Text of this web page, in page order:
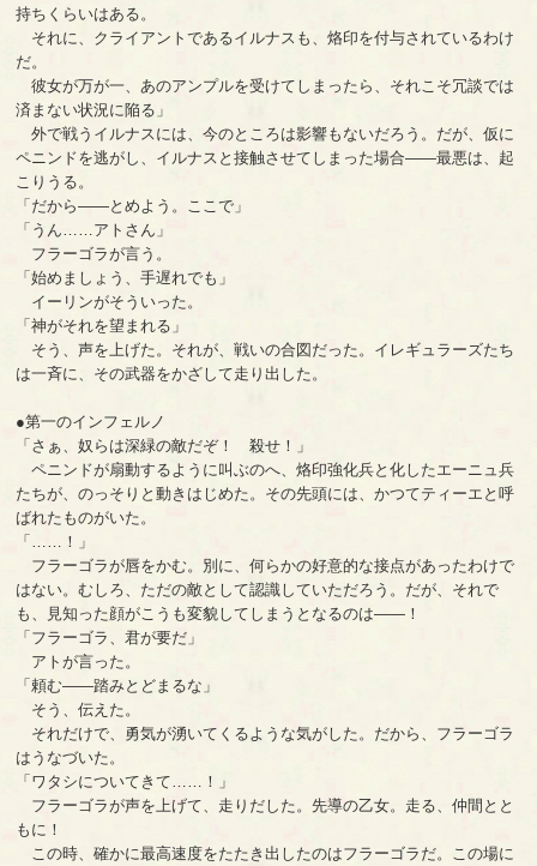
持ちくらいはある。
それに、クライアントであるイルナスも、烙印を付与されているわけ
だ。
彼女が万が一、あのアンプルを受けてしまったら、それこそ冗談では
済まない状況に陥る」
外で戦うイルナスには、今のところは影響もないだろう。だが、仮に
ペニンドを逃がし、イルナスと接触させてしまった場合――最悪は、起
こりうる。
「だから――とめよう。ここで」
「うん……アトさん」
フラーゴラが言う。
「始めましょう、手遅れでも」
イーリンがそういった。
「神がそれを望まれる」
そう、声を上げた。それが、戦いの合図だった。イレギュラーズたち
は一斉に、その武器をかざして走り出した。
●第一のインフェルノ
「さぁ、奴らは深緑の敵だぞ！ 殺せ！」
ペニンドが扇動するように叫ぶのへ、烙印強化兵と化したエーニュ兵
たちが、のっそりと動きはじめた。その先頭には、かつてティーエと呼
ばれたものがいた。
「……！」
フラーゴラが唇をかむ。別に、何らかの好意的な接点があったわけで
はない。むしろ、ただの敵として認識していただろう。だが、それで
も、見知った顔がこうも変貌してしまうとなるのは――！
「フラーゴラ、君が要だ」
アトが言った。
「頼む――踏みとどまるな」
そう、伝えた。
それだけで、勇気が湧いてくるような気がした。だから、フラーゴラ
はうなづいた。
「ワタシについてきて……！」
フラーゴラが声を上げて、走りだした。先導の乙女。走る、仲間とと
もに！
この時、確かに最高速度をたたき出したのはフラーゴラだ。この場に